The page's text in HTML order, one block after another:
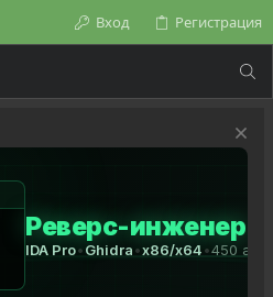
Вход Регистрация